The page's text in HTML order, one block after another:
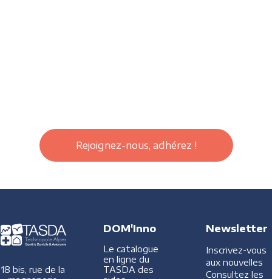
Rejoignez-nous, adhérez !
18 bis, rue de la
DOM'Inno
Le catalogue
en ligne du
TASDA des
Newsletter
Inscrivez-vous
aux nouvelles
Consultez les